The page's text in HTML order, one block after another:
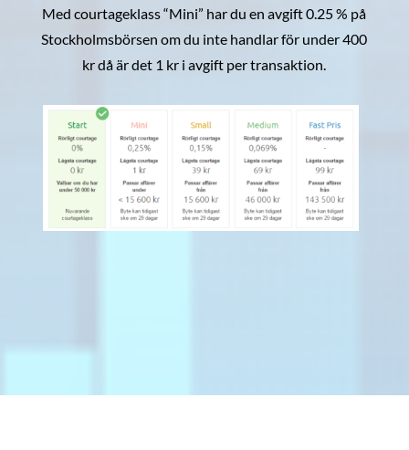
Med courtageklass “Mini” har du en avgift 0.25 % på
Stockholmsbörsen om du inte handlar för under 400
kr då är det 1 kr i avgift per transaktion.